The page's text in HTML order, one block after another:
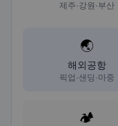
제주·강원·부산
🌏
해외공항
픽업·샌딩·마중
🏕️